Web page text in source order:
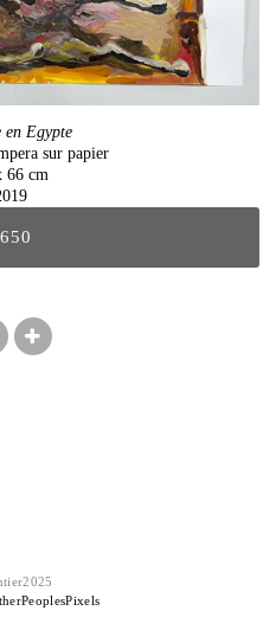
Egypte
sur papier
66 cm